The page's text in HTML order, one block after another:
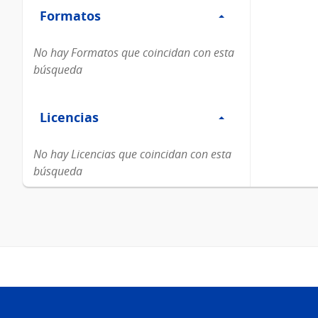
Formatos
Formatos
No hay Formatos que coincidan con esta
búsqueda
Licencias
Licencias
No hay Licencias que coincidan con esta
búsqueda